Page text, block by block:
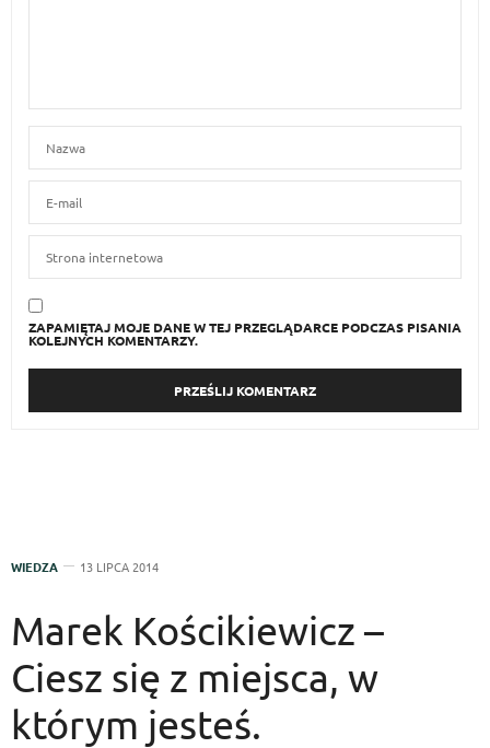
ZAPAMIĘTAJ MOJE DANE W TEJ PRZEGLĄDARCE PODCZAS PISANIA
KOLEJNYCH KOMENTARZY.
WIEDZA 13 LIPCA 2014
Marek Kościkiewicz –
Ciesz się z miejsca, w
którym jesteś.